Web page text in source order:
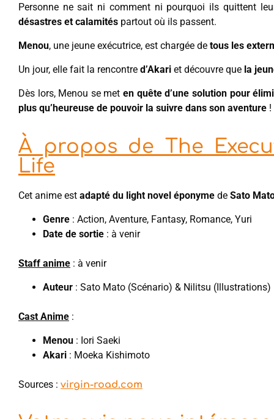
Personne ne sait ni comment ni pourquoi ils quittent
désastres et calamités partout où ils passent.
Menou, une jeune exécutrice, est chargée de tous les
Un jour, elle fait la rencontre d’Akari et découvre que la
Dès lors, Menou se meten quête d’une solution pour
plus qu’heureuse de pouvoir la suivre dans son aventure !
À propos de The
Life
Cet anime est adapté du light novel éponyme de Sato
Genre : Action, Aventure, Fantasy, Romance, Yuri
Date de sortie : à venir
Staff anime : à venir
Auteur : Sato Mato (Scénario) & Nilitsu (Illustrations)
Cast Anime :
Menou : Iori Saeki
Akari : Moeka Kishimoto
Sources : virgin-road.com